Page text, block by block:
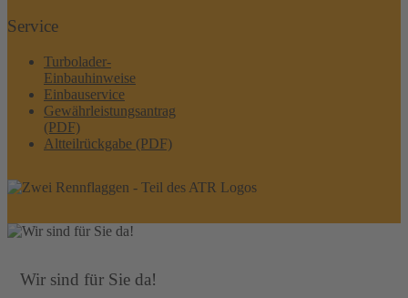
Service
Turbolader-
Einbauhinweise
Einbauservice
Gewährleistungsantrag
(PDF)
Altteilrückgabe (PDF)
Wir sind für Sie da!